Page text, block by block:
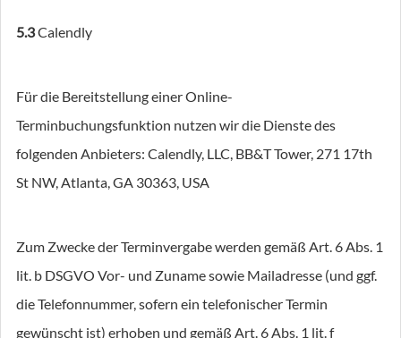
5.3Calendly
Für die Bereitstellung einer Online-
Terminbuchungsfunktion nutzen wir die Dienste des
folgenden Anbieters: Calendly, LLC, BB&T Tower, 271 17th
St NW, Atlanta, GA 30363, USA
Zum Zwecke der Terminvergabe werden gemäß Art. 6 Abs. 1
lit. b DSGVO Vor- und Zuname sowie Mailadresse (und ggf.
die Telefonnummer, sofern ein telefonischer Termin
gewünscht ist) erhoben und gemäß Art. 6 Abs. 1 lit. f